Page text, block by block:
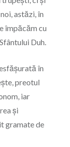
astăzi, în
împăcăm cu
Duh.
în
preotul
iar
și
gramate de